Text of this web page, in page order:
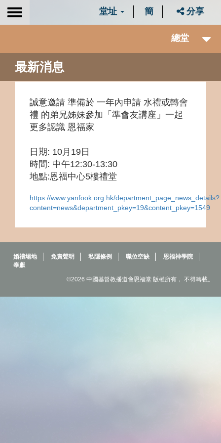
Toggle
堂址 簡 分享
總堂
最新消息
誠意邀請 準備於 一年內申請 水禮或轉會
禮 的弟兄姊妹參加「準會友講座」一起
更多認識 恩福家
日期: 10月19日
時間: 中午12:30-13:30
地點:恩福中心5樓禮堂
https://www.yanfook.org.hk/department_page_news_details?
content=news&department_pkey=19&content_pkey=1549
婚禮場地 免責聲明 私隱條例 職位空缺
恩福神學院
奉獻
©2026 中國基督教播道會恩福堂 版權所有， 不得轉載。